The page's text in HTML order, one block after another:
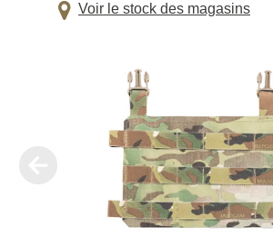
Voir le stock des magasins